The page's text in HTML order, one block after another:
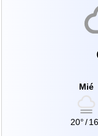
Mié
20°/